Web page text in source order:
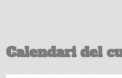
Calendari del